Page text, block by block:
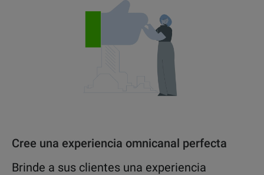
Cree una experiencia omnicanal perfecta
Brinde a sus clientes una experiencia